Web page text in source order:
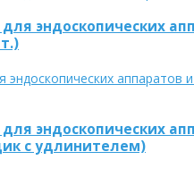
эндоскопических
эндоскопических
с удлинителем)